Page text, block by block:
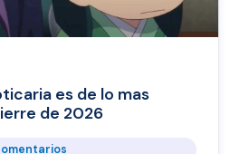
es de lo mas
de 2026